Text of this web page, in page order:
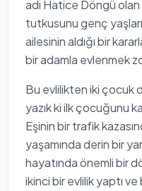
adı Hatice Döngü
tutkusunu genç
ailesinin aldığı bir
bir adamla evlenmek
Bu evlilikten iki çocuk
yazık ki ilk çocuğunu
Eşinin bir trafik
yaşamında derin bir
hayatında önemli bir
ikinci bir evlilik yaptı